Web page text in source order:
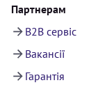
Партнерам
B2B сервіс
Вакансії
Гарантія